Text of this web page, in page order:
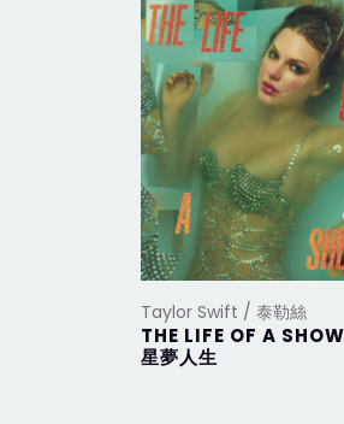
Taylor Swift / 泰勒絲
THE LIFE OF A
星夢人生